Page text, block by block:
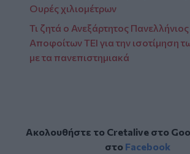
Ουρές χιλιομέτρων
Τι ζητά ο Ανεξάρτητος
Αποφοίτων ΤΕΙ για την ισοτίμηση
με τα πανεπιστημιακά
Ακολουθήστε το Cretalive στο
στο Facebook